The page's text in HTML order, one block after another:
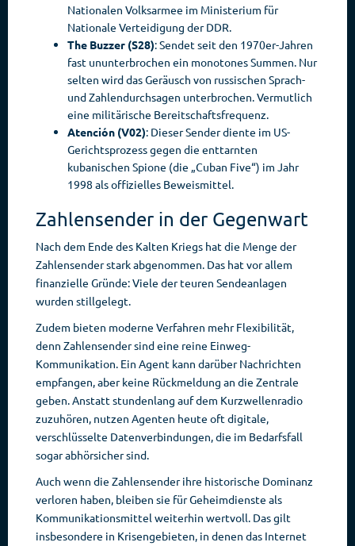
Nationalen Volksarmee im Ministerium für
Nationale Verteidigung der DDR.
The Buzzer (S28): Sendet seit den 1970er-Jahren
fast ununterbrochen ein monotones Summen. Nur
selten wird das Geräusch von russischen Sprach-
und Zahlendurchsagen unterbrochen. Vermutlich
eine militärische Bereitschaftsfrequenz.
Atención (V02): Dieser Sender diente im US-
Gerichtsprozess gegen die enttarnten
kubanischen Spione (die „Cuban Five“) im Jahr
1998 als offizielles Beweismittel.
Zahlensender in der Gegenwart
Nach dem Ende des Kalten Kriegs hat die Menge der
Zahlensender stark abgenommen. Das hat vor allem
finanzielle Gründe: Viele der teuren Sendeanlagen
wurden stillgelegt.
Zudem bieten moderne Verfahren mehr Flexibilität,
denn Zahlensender sind eine reine Einweg-
Kommunikation. Ein Agent kann darüber Nachrichten
empfangen, aber keine Rückmeldung an die Zentrale
geben. Anstatt stundenlang auf dem Kurzwellenradio
zuzuhören, nutzen Agenten heute oft digitale,
verschlüsselte Datenverbindungen, die im Bedarfsfall
sogar abhörsicher sind.
Auch wenn die Zahlensender ihre historische Dominanz
verloren haben, bleiben sie für Geheimdienste als
Kommunikationsmittel weiterhin wertvoll. Das gilt
insbesondere in Krisengebieten, in denen das Internet